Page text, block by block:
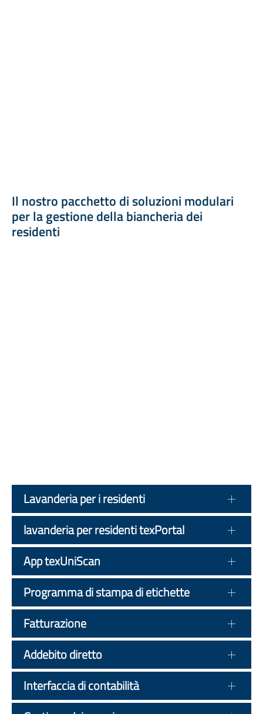
Il nostro pacchetto di soluzioni modulari
per la gestione della biancheria dei
residenti
Lavanderia per i residenti
lavanderia per residenti texPortal
App texUniScan
Programma di stampa di etichette
Fatturazione
Addebito diretto
Interfaccia di contabilità